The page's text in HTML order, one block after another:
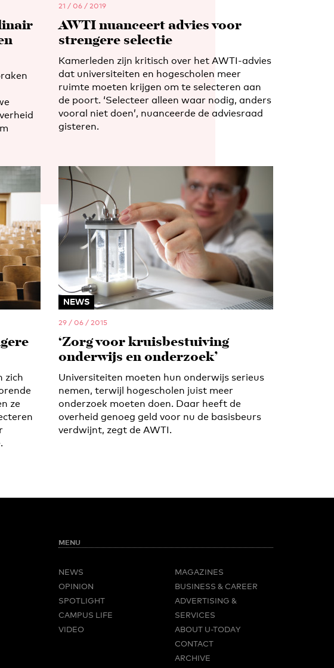
21 / 06 / 2019
AWTI nuanceert advies voor
strengere selectie
Kamerleden zijn kritisch over het AWTI-advies
dat universiteiten en hogescholen meer
ruimte moeten krijgen om te selecteren aan
de poort. ‘Selecteer alleen waar nodig, anders
vooral niet doen’, nuanceerde de adviesraad
gisteren.
zich
ze
NEWS
29 / 06 / 2015
‘Zorg voor kruisbestuiving
onderwijs en onderzoek’
Universiteiten moeten hun onderwijs serieus
nemen, terwijl hogescholen juist meer
onderzoek moeten doen. Daar heeft de
overheid genoeg geld voor nu de basisbeurs
verdwijnt, zegt de AWTI.
MENU
NEWS
OPINION
SPOTLIGHT
CAMPUS LIFE
VIDEO
MAGAZINES
BUSINESS & CAREER
ADVERTISING &
SERVICES
ABOUT U-TODAY
CONTACT
ARCHIVE